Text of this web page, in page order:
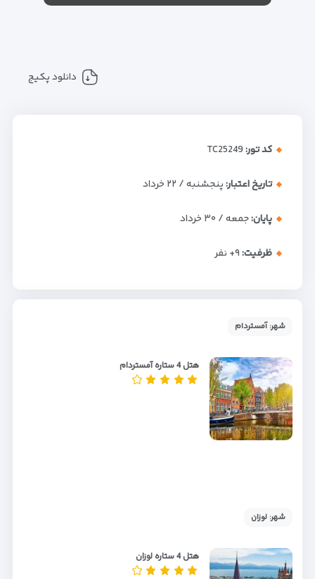
دانلود پکیج
کد تور:TC25249
تاریخ اعتبار:پنجشنبه / ۲۲ خرداد
پایان:جمعه / ۳۰ خرداد
ظرفیت:+۹ نفر
شهر: آمستردام
هتل 4 ستاره آمستردام
شهر: لوزان
هتل 4 ستاره لوزان